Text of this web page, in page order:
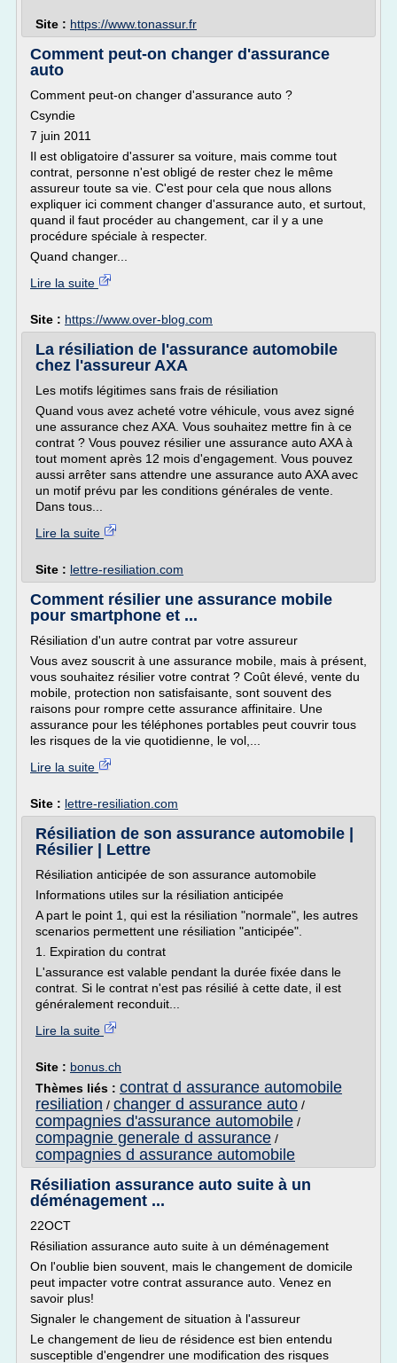
Site : https://www.tonassur.fr
Comment peut-on changer d'assurance
auto
Comment peut-on changer d'assurance auto ?
Csyndie
7 juin 2011
Il est obligatoire d'assurer sa voiture, mais comme tout
contrat, personne n'est obligé de rester chez le même
assureur toute sa vie. C'est pour cela que nous allons
expliquer ici comment changer d'assurance auto, et surtout,
quand il faut procéder au changement, car il y a une
procédure spéciale à respecter.
Quand changer...
Lire la suite
Site : https://www.over-blog.com
La résiliation de l'assurance automobile
chez l'assureur AXA
Les motifs légitimes sans frais de résiliation
Quand vous avez acheté votre véhicule, vous avez signé
une assurance chez AXA. Vous souhaitez mettre fin à ce
contrat ? Vous pouvez résilier une assurance auto AXA à
tout moment après 12 mois d'engagement. Vous pouvez
aussi arrêter sans attendre une assurance auto AXA avec
un motif prévu par les conditions générales de vente.
Dans tous...
Lire la suite
Site : lettre-resiliation.com
Comment résilier une assurance mobile
pour smartphone et ...
Résiliation d'un autre contrat par votre assureur
Vous avez souscrit à une assurance mobile, mais à présent,
vous souhaitez résilier votre contrat ? Coût élevé, vente du
mobile, protection non satisfaisante, sont souvent des
raisons pour rompre cette assurance affinitaire. Une
assurance pour les téléphones portables peut couvrir tous
les risques de la vie quotidienne, le vol,...
Lire la suite
Site : lettre-resiliation.com
Résiliation de son assurance automobile |
Résilier | Lettre
Résiliation anticipée de son assurance automobile
Informations utiles sur la résiliation anticipée
A part le point 1, qui est la résiliation "normale", les autres
scenarios permettent une résiliation "anticipée".
1. Expiration du contrat
L'assurance est valable pendant la durée fixée dans le
contrat. Si le contrat n'est pas résilié à cette date, il est
généralement reconduit...
Lire la suite
Site : bonus.ch
Thèmes liés : contrat d assurance automobile
resiliation / changer d assurance auto /
compagnies d'assurance automobile /
compagnie generale d assurance /
compagnies d assurance automobile
Résiliation assurance auto suite à un
déménagement ...
22OCT
Résiliation assurance auto suite à un déménagement
On l'oublie bien souvent, mais le changement de domicile
peut impacter votre contrat assurance auto. Venez en
savoir plus!
Signaler le changement de situation à l'assureur
Le changement de lieu de résidence est bien entendu
susceptible d'engendrer une modification des risques